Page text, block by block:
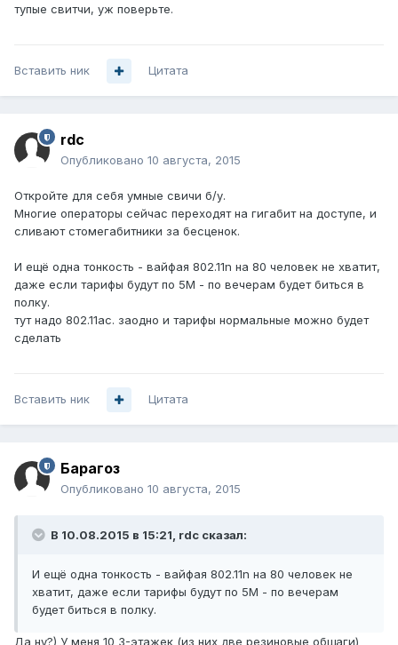
тупые свитчи, уж поверьте.
Вставить ник Цитата
rdc
Опубликовано 10 августа, 2015
Откройте для себя умные свичи б/у.
Многие операторы сейчас переходят на гигабит на доступе, и
сливают стомегабитники за бесценок.
И ещё одна тонкость - вайфая 802.11n на 80 человек не хватит,
даже если тарифы будут по 5М - по вечерам будет биться в
полку.
тут надо 802.11ac. заодно и тарифы нормальные можно будет
сделать
Вставить ник Цитата
Барагоз
Опубликовано 10 августа, 2015
В 10.08.2015 в 15:21, rdc сказал:
И ещё одна тонкость - вайфая 802.11n на 80 человек не
хватит, даже если тарифы будут по 5М - по вечерам
будет биться в полку.
Да ну?) У меня 10 3-этажек (из них две резиновые общаги)